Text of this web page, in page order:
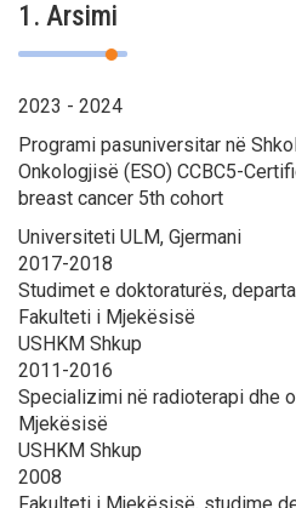
1. Arsimi
2023 - 2024
Programi pasuniversitar në
Onkologjisë (ЕSO) CCBC5-
breast cancer 5th cohort
Universiteti ULM, Gjermani
2017-2018
Studimet e doktoraturës,
Fakulteti i Mjekësisë
USHKM Shkup
2011-2016
Specializimi në radioterapi dhe
Mjekësisë
USHKM Shkup
2008